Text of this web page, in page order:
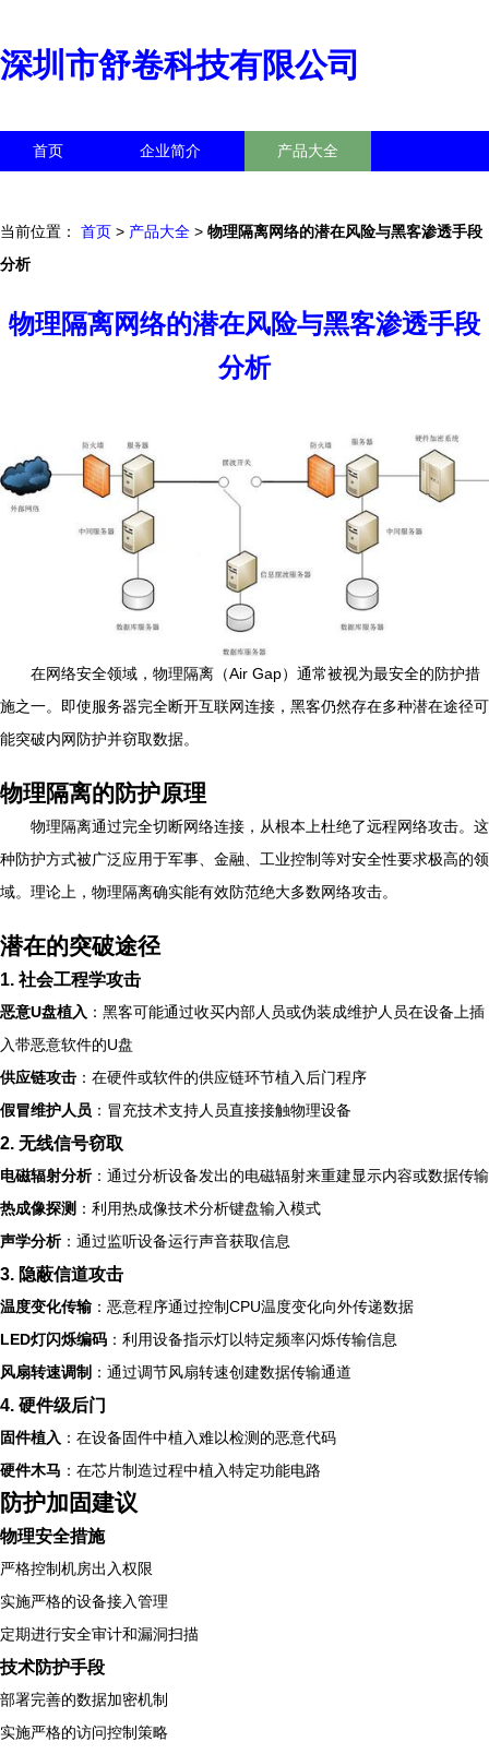
深圳市舒卷科技有限公司
首页 企业简介 产品大全
当前位置： 首页 > 产品大全 > 物理隔离网络的潜在风险与黑客渗透手段
分析
物理隔离网络的潜在风险与黑客渗透手段
分析
在网络安全领域，物理隔离（Air Gap）通常被视为最安全的防护措
施之一。即使服务器完全断开互联网连接，黑客仍然存在多种潜在途径可
能突破内网防护并窃取数据。
物理隔离的防护原理
物理隔离通过完全切断网络连接，从根本上杜绝了远程网络攻击。这
种防护方式被广泛应用于军事、金融、工业控制等对安全性要求极高的领
域。理论上，物理隔离确实能有效防范绝大多数网络攻击。
潜在的突破途径
1. 社会工程学攻击
恶意U盘植入 ：黑客可能通过收买内部人员或伪装成维护人员在设备上插
入带恶意软件的U盘
供应链攻击 ：在硬件或软件的供应链环节植入后门程序
假冒维护人员 ：冒充技术支持人员直接接触物理设备
2. 无线信号窃取
电磁辐射分析：通过分析设备发出的电磁辐射来重建显示内容或数据传输
热成像探测 ：利用热成像技术分析键盘输入模式
声学分析：通过监听设备运行声音获取信息
3. 隐蔽信道攻击
温度变化传输 ：恶意程序通过控制CPU温度变化向外传递数据
LED灯闪烁编码 ：利用设备指示灯以特定频率闪烁传输信息
风扇转速调制 ：通过调节风扇转速创建数据传输通道
4. 硬件级后门
固件植入 ：在设备固件中植入难以检测的恶意代码
硬件木马 ：在芯片制造过程中植入特定功能电路
防护加固建议
物理安全措施
严格控制机房出入权限
实施严格的设备接入管理
定期进行安全审计和漏洞扫描
技术防护手段
部署完善的数据加密机制
实施严格的访问控制策略